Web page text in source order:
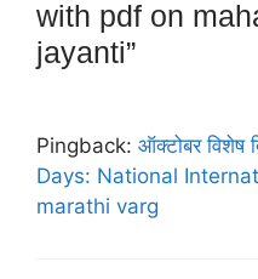
with pdf on
jayanti”
Pingback: ऑक्टोबर
Days: National
marathi varg